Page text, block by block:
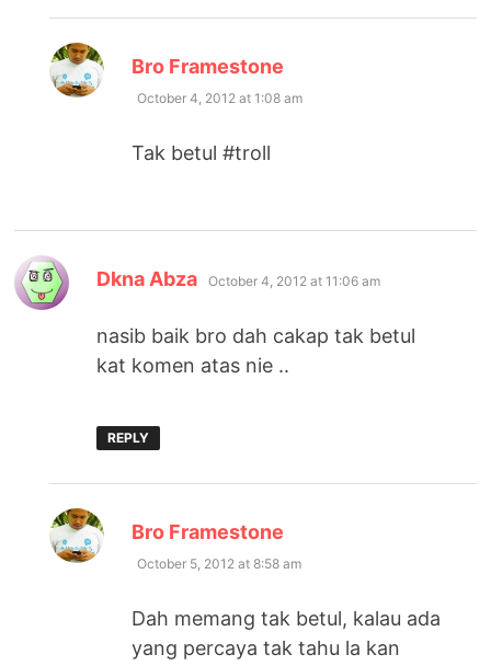
Bro Framestone
October 4, 2012 at 1:08 am
Tak betul #troll
Dkna Abza says:
October 4, 2012 at 11:06 am
nasib baik bro dah cakap tak betul
kat komen atas nie ..
REPLY
Bro Framestone
October 5, 2012 at 8:58 am
Dah memang tak betul, kalau ada
yang percaya tak tahu la kan